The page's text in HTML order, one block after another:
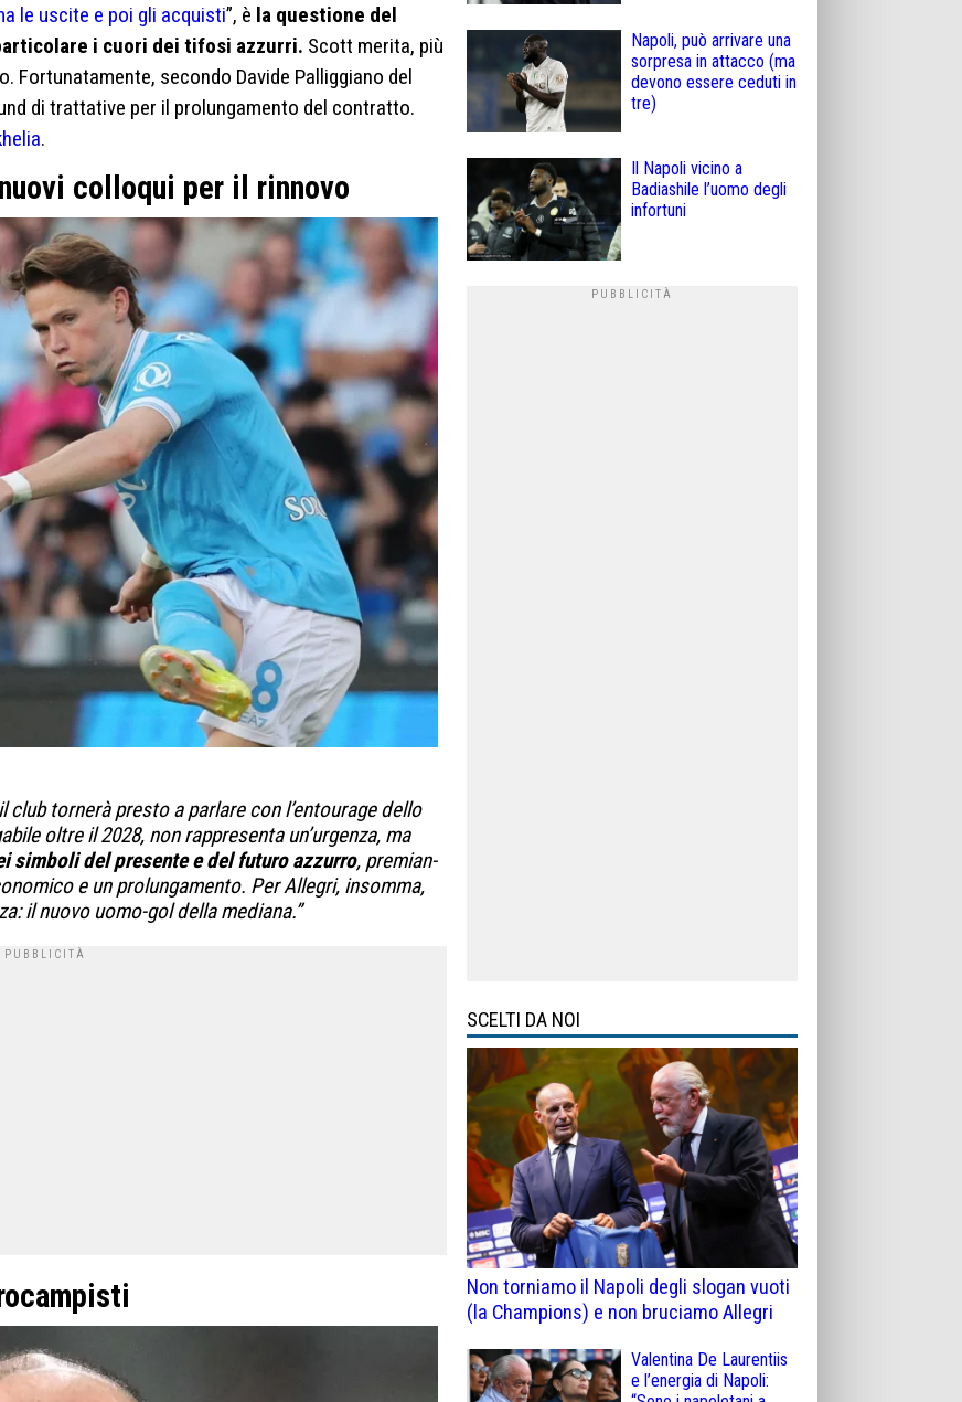
le uscite e poi gli acquisti”, è la questione del
i cuori dei tifosi azzurri. Scott merita, più
Fortunatamente, secondo Davide Palliggiano del
di trattative per il prolungamento del contratto.
.
colloqui per il rinnovo
tor­nerà pre­sto a par­lare con l’entou­rage dello
oltre il 2028, non rap­pre­senta un’urgenza, ma
sim­boli del pre­sente e del futuro azzurro, pre­mian­
e un pro­lun­ga­mento. Per Alle­gri, insomma,
il nuovo uomo-gol della mediana.”
Napoli, può arrivare una
sorpresa in attacco (ma
devono essere ceduti in
tre)
Il Napoli vicino a
Badiashile l’uomo degli
infortuni
SCELTI DA NOI
Non torniamo il Napoli degli slogan vuoti
(la Champions) e non bruciamo Allegri
Valentina De Laurentiis
e l’energia di Napoli: